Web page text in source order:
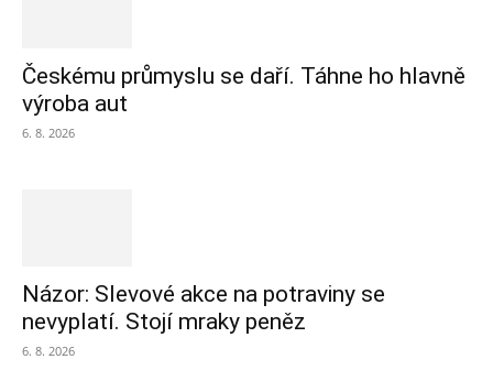
Českému průmyslu se daří. Táhne ho hlavně
výroba aut
6. 8. 2026
Názor: Slevové akce na potraviny se
nevyplatí. Stojí mraky peněz
6. 8. 2026